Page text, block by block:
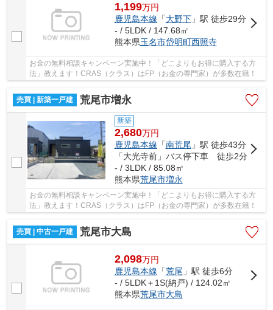
1,199万円
鹿児島本線 「大野下」駅 徒歩29分
- / 5LDK / 147.68㎡
熊本県玉名市岱明町西照寺
お金の無料相談キャンペーン実施中！「どこよりもお得に購入する方
法」教えます！CRAS（クラス）はFP（お金の専門家）が多数在籍！
売買 | 新築一戸建 荒尾市増永
新築
2,680万円
鹿児島本線 「南荒尾 」駅 徒歩43分
「大光寺前」バス停下車 徒歩2分
- / 3LDK / 85.08㎡
熊本県荒尾市増永
お金の無料相談キャンペーン実施中！「どこよりもお得に購入する方
法」教えます！CRAS（クラス）はFP（お金の専門家）が多数在籍！
売買 | 中古一戸建 荒尾市大島
2,098万円
鹿児島本線 「荒尾 」駅 徒歩6分
- / 5LDK＋1S(納戸) / 124.02㎡
熊本県荒尾市大島